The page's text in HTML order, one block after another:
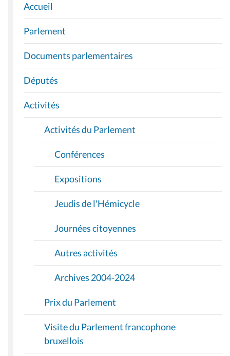
N
A
V
I
G
A
T
I
O
Accueil
Parlement
Documents parlementaires
Députés
Activités
Activités du Parlement
Conférences
Expositions
Jeudis de l'Hémicycle
Journées citoyennes
Autres activités
Archives 2004-2024
Prix du Parlement
Visite du Parlement francophone
bruxellois